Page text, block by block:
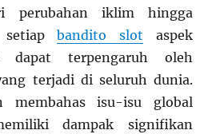
perubahan iklim hingga
setiapbandito slot aspek
dapat terpengaruh oleh
terjadi di seluruh dunia.
isu-isu global
dampak signifikan